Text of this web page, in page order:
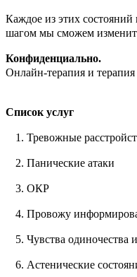
Каждое из этих
шагом мы сможем
Конфиденциально.
Онлайн-терапия и терапия
Список услуг
Тревожные
Панические атаки
ОКР
Провожу
Чувства одиночества
Астенические